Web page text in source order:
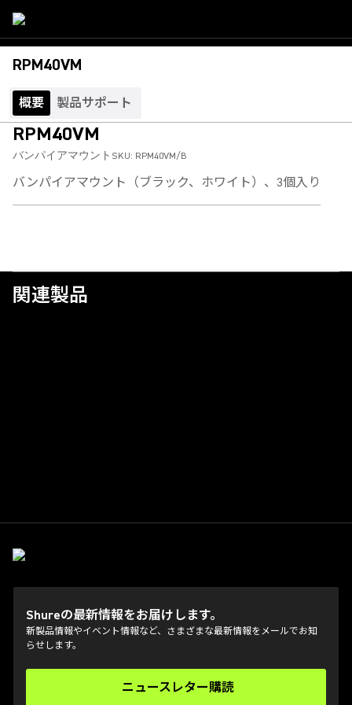
RPM40VM
概要 製品サポート
RPM40VM
バンパイアマウント SKU: RPM40VM/B
バンパイアマウント（ブラック、ホワイト）、3個入り
関連製品
Shureの最新情報をお届けします。
新製品情報やイベント情報など、さまざまな最新情報をメールでお知
らせします。
ニュースレター購読
(Opens in a new tab)